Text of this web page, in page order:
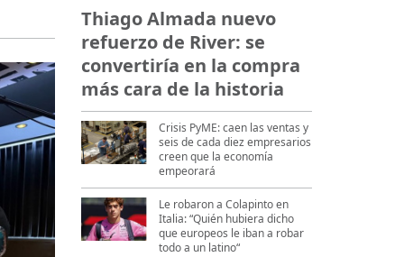
Thiago Almada nuevo
refuerzo de River: se
convertiría en la compra
más cara de la historia
Crisis PyME: caen las ventas y
seis de cada diez empresarios
creen que la economía
empeorará
Le robaron a Colapinto en
Italia: “Quién hubiera dicho
que europeos le iban a robar
todo a un latino“